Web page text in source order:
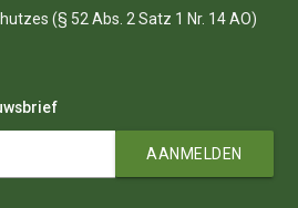
(§ 52 Abs. 2 Satz 1 Nr. 14 AO)